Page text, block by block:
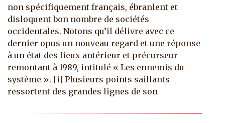
non spécifiquement français, ébranlent et
disloquent bon nombre de sociétés
occidentales. Notons qu’il délivre avec ce
dernier opus un nouveau regard et une réponse
à un état des lieux antérieur et précurseur
remontant à 1989, intitulé « Les ennemis du
système ». [i] Plusieurs points saillants
ressortent des grandes lignes de son